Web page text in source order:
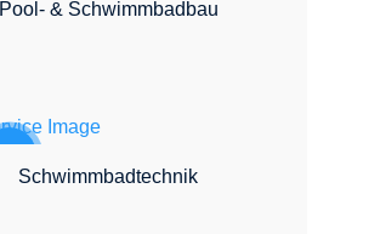
Pool- & Schwimmbadbau
Schwimmbadtechnik